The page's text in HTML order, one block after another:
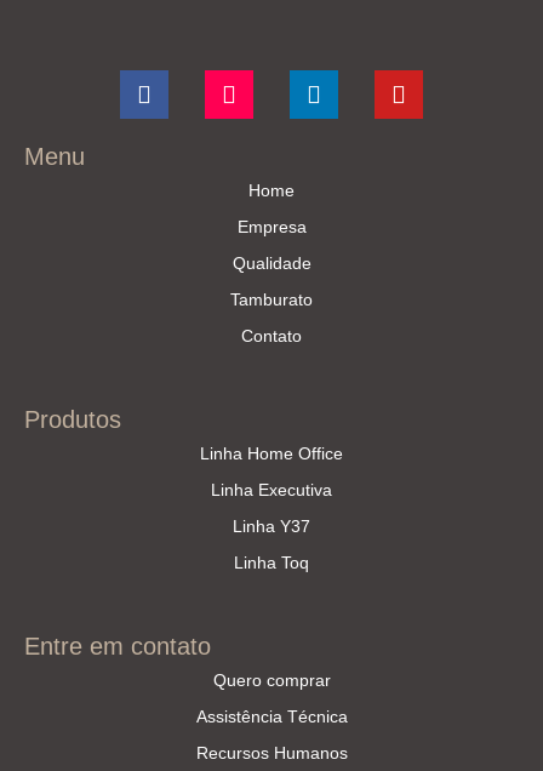
Menu
Home
Empresa
Qualidade
Tamburato
Contato
Produtos
Linha Home Office
Linha Executiva
Linha Y37
Linha Toq
Entre em contato
Quero comprar
Assistência Técnica
Recursos Humanos